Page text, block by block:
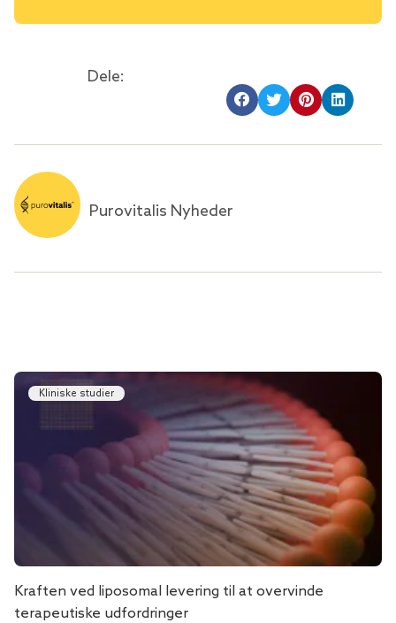
Dele:
Purovitalis Nyheder
Kliniske studier
Kraften ved liposomal levering til at overvinde
terapeutiske udfordringer